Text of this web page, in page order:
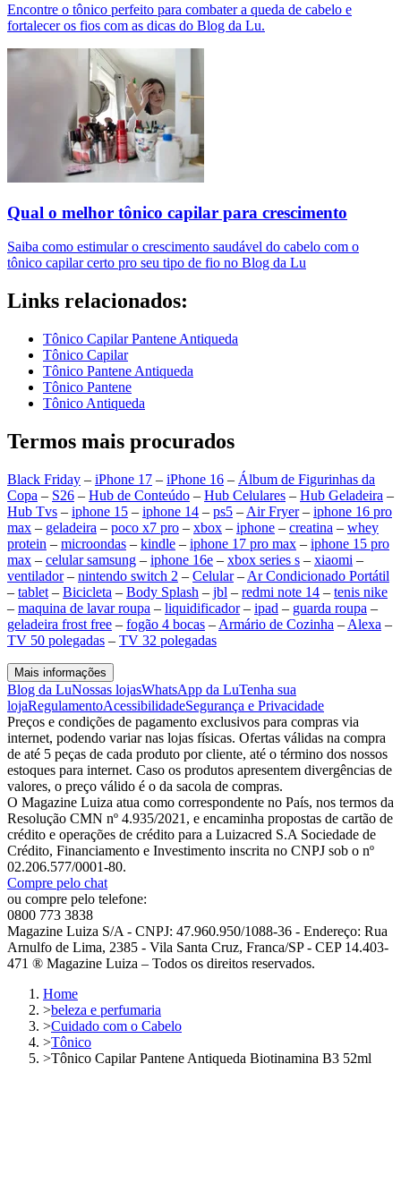
Encontre o tônico perfeito para combater a queda de cabelo e
fortalecer os fios com as dicas do Blog da Lu.
Qual o melhor tônico capilar para crescimento
Saiba como estimular o crescimento saudável do cabelo com o
tônico capilar certo pro seu tipo de fio no Blog da Lu
Links relacionados:
Tônico Capilar Pantene Antiqueda
Tônico Capilar
Tônico Pantene Antiqueda
Tônico Pantene
Tônico Antiqueda
Termos mais procurados
Black Friday – iPhone 17 – iPhone 16 – Álbum de Figurinhas da
Copa – S26 – Hub de Conteúdo – Hub Celulares – Hub Geladeira –
Hub Tvs – iphone 15 – iphone 14 – ps5 – Air Fryer– iphone 16 pro
max – geladeira – poco x7 pro – xbox – iphone – creatina – whey
protein – microondas – kindle – iphone 17 pro max – iphone 15 pro
max – celular samsung – iphone 16e – xbox series s – xiaomi –
ventilador– nintendo switch 2 – Celular– Ar Condicionado Portátil
– tablet – Bicicleta – Body Splash – jbl – redmi note 14 – tenis nike
– maquina de lavar roupa – liquidificador– ipad – guarda roupa –
geladeira frost free – fogão 4 bocas – Armário de Cozinha – Alexa –
TV 50 polegadas – TV 32 polegadas
Mais informações
Blog da LuNossas lojasWhatsApp da LuTenha sua
lojaRegulamentoAcessibilidadeSegurança e Privacidade
Preços e condições de pagamento exclusivos para compras via
internet, podendo variar nas lojas físicas. Ofertas válidas na compra
de até 5 peças de cada produto por cliente, até o término dos nossos
estoques para internet. Caso os produtos apresentem divergências de
valores, o preço válido é o da sacola de compras.
O Magazine Luiza atua como correspondente no País, nos termos da
Resolução CMN nº 4.935/2021, e encaminha propostas de cartão de
crédito e operações de crédito para a Luizacred S.A Sociedade de
Crédito, Financiamento e Investimento inscrita no CNPJ sob o nº
02.206.577/0001-80.
Compre pelo chat
ou compre pelo telefone:
0800 773 3838
Magazine Luiza S/A - CNPJ: 47.960.950/1088-36 - Endereço: Rua
Arnulfo de Lima, 2385 - Vila Santa Cruz, Franca/SP - CEP 14.403-
471 ® Magazine Luiza – Todos os direitos reservados.
Home
>beleza e perfumaria
>Cuidado com o Cabelo
>Tônico
>Tônico Capilar Pantene Antiqueda Biotinamina B3 52ml